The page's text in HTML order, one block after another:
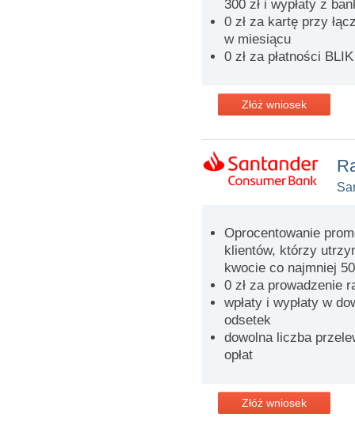
300 zł i wypłaty z
0 zł za kartę przy
w miesiącu
0 zł za płatności
Złóż wniosek
Oprocentowanie
klientów, którzy
kwocie co najmniej
0 zł za prowadzenie
wpłaty i wypłaty w
odsetek
dowolna liczba
opłat
Złóż wniosek